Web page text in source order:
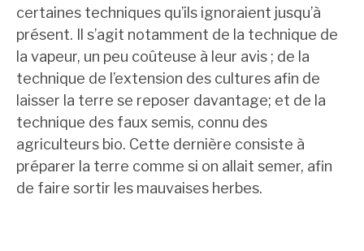
certaines techniques qu’ils ignoraient jusqu’à
présent. Il s’agit notamment de la technique de
la vapeur, un peu coûteuse à leur avis ; de la
technique de l’extension des cultures afin de
laisser la terre se reposer davantage; et de la
technique des faux semis, connu des
agriculteurs bio. Cette dernière consiste à
préparer la terre comme si on allait semer, afin
de faire sortir les mauvaises herbes.